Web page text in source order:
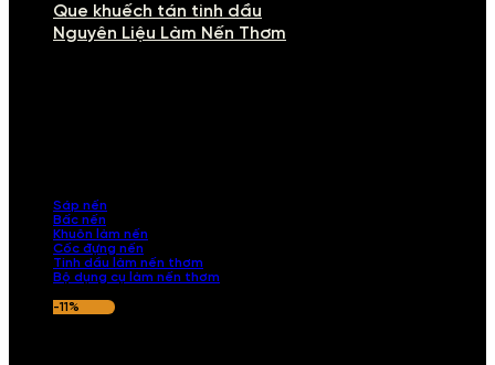
Que khuếch tán tinh dầu
Nguyên Liệu Làm Nến Thơm
Sáp nến
Bấc nến
Khuôn làm nến
Cốc đựng nến
Tinh dầu làm nến thơm
Bộ dụng cụ làm nến thơm
-11%